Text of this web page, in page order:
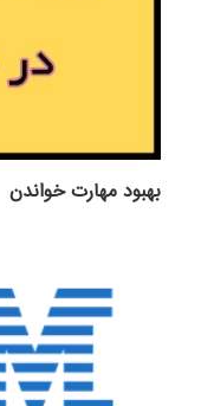
بهبود مهارت خواندن